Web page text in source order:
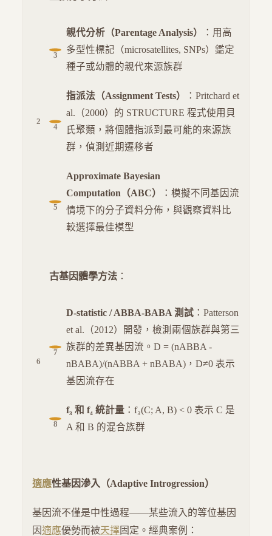
親代分析（Parentage Analysis）
：用高
多型性標記（microsatellites, SNPs）鑑定
種子或幼體的親代來源族群
指派法（Assignment Tests）
：Pritchard et
al.（2000）的 STRUCTURE 程式使用貝
氏聚類，將個體指派到最可能的來源族
群，偵測近期遷移者
Approximate Bayesian
Computation（ABC）
：模擬不同基因流
情境下的分子資料分佈，與觀察資料比
較選擇最佳模型
古基因體學方法 ：
D-statistic / ABBA-BABA 測試 ：Patterson
et al.（2012）開發，檢測兩個族群與第三
族群的差異基因流。D = (nABBA -
nBABA)/(nABBA + nBABA)，D≠0 表示
基因流存在
f₃ 和 f₄ 統計量 ：f₃(C; A, B) < 0 表示 C 是
A 和 B 的混合族群
適應性基因滲入（Adaptive Introgression）
基因流不僅是中性過程——某些流入的等位基因
因適應優勢而被天擇固定。經典案例：